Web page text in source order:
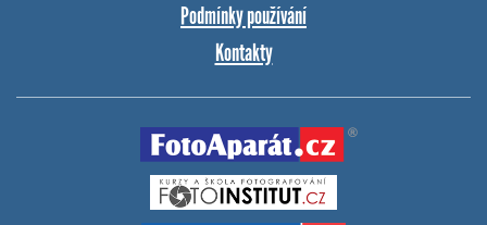
Podmínky používání
Kontakty